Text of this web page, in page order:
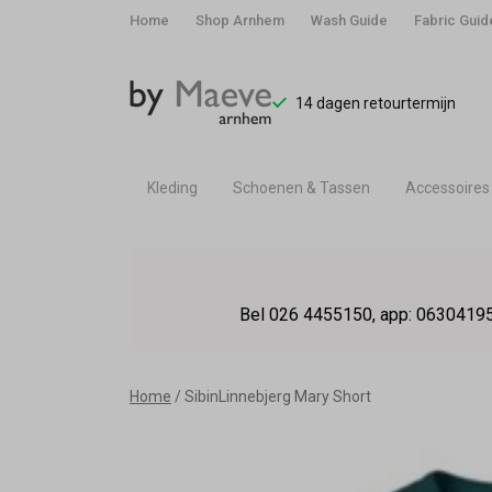
Home Shop Arnhem Wash Guide Fabric
14 dagen retourtermijn
Kleding Schoenen & Tassen Accessoires
Bel 026 4455150, app:
Home SibinLinnebjerg Mary Short